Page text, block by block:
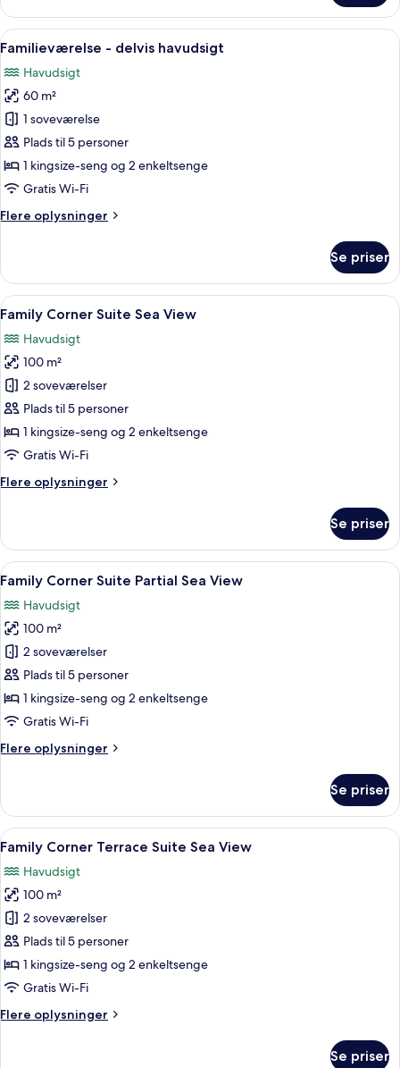
Deluxe
Room
Sea
-
Swim
Up
Indlæs
alle
billeder
af
Familieværelse
-
delvis
havudsigt
Et moderne soveværelse med en
5
Familieværelse - delvis havudsigt
Havudsigt
60 m²
1 soveværelse
Plads til 5 personer
1 kingsize-seng og 2 enkeltsenge
Gratis Wi-Fi
Flere oplysninger
Flere
-
delvis
havudsigt
Se priser
Indlæs
alle
billeder
af
Family
Corner
Suite
Sea
Family Corner Suite Sea View |
12
Family Corner Suite Sea View
Havudsigt
100 m²
2 soveværelser
Plads til 5 personer
1 kingsize-seng og 2 enkeltsenge
Gratis Wi-Fi
Flere oplysninger
Flere
Corner
Suite
Sea
Se priser
Indlæs
alle
billeder
af
Family
Corner
Suite
Partial
View
Et moderne soveværelse med en
5
Family Corner Suite Partial Sea View
Havudsigt
100 m²
2 soveværelser
Plads til 5 personer
1 kingsize-seng og 2 enkeltsenge
Gratis Wi-Fi
Flere oplysninger
Flere
Corner
Suite
Partial
View
Se priser
Indlæs
alle
billeder
af
Family
Corner
Terrace
Suite
View
Family Corner Terrace Suite Sea
19
Family Corner Terrace Suite Sea View
Havudsigt
100 m²
2 soveværelser
Plads til 5 personer
1 kingsize-seng og 2 enkeltsenge
Gratis Wi-Fi
Flere oplysninger
Flere
Se priser